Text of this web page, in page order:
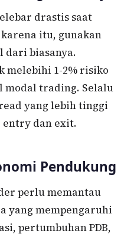
drastis saat
itu, gunakan
dari biasanya.
melebihi 1-2% risiko
trading. Selalu
yang lebih tinggi
entry dan exit.
Pendukung
perlu memantau
yang mempengaruhi
pertumbuhan PDB,